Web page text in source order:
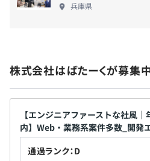
・時間外勤務手当
・深夜手当
・書籍購入補助
・資格取得報酬金あり（規定あ
・資格取得支援制度（規定あり
・出張手当
験を活かして、次のステッ
兵庫県
株式会社はばたーくが募集
【エンジニアファーストな社風
内】Web・業務系案件多数_開発
通過ランク：D